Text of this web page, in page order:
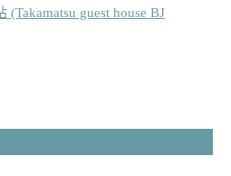
guest house BJ